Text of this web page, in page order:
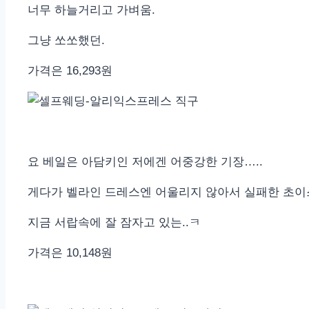
너무 하늘거리고 가벼움.
그냥 쏘쏘했던.
가격은 16,293원
요 베일은 아담키인 저에겐 어중강한 기장…..
게다가 벨라인 드레스엔 어울리지 않아서 실패한 초
지금 서랍속에 잘 잠자고 있는..ㅋ
가격은 10,148원